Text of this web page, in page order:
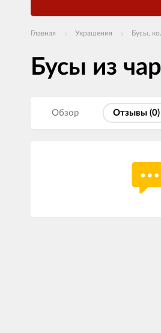
Главная Украшения Бусы,
Бусы из
Обзор Отзывы (0)